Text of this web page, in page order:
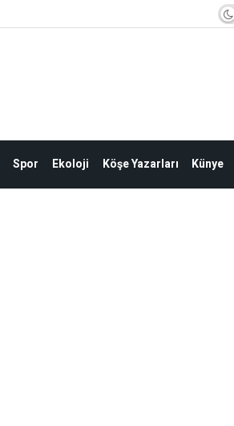
Spor Ekoloji Köşe Yazarları Künye